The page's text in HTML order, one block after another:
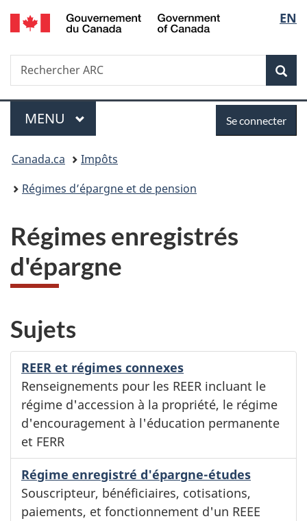
Passer
au
Passer
à
du
Passer
à
simplifiée
de
la
EN
Recherche
Rechercher
ARC
Menu
MENU PRINCIPAL
connecter
Se connecter
Vous
êtes
Canada.ca
Impôts
Régimes d’épargne et de pension
Régimes enregistrés
d'épargne
Sujets
REER et régimes connexes
Renseignements pour les REER incluant le
régime d'accession à la propriété, le régime
d'encouragement à l'éducation permanente
et FERR
Régime enregistré d'épargne-études
Souscripteur, bénéficiaires, cotisations,
paiements, et fonctionnement d'un REEE